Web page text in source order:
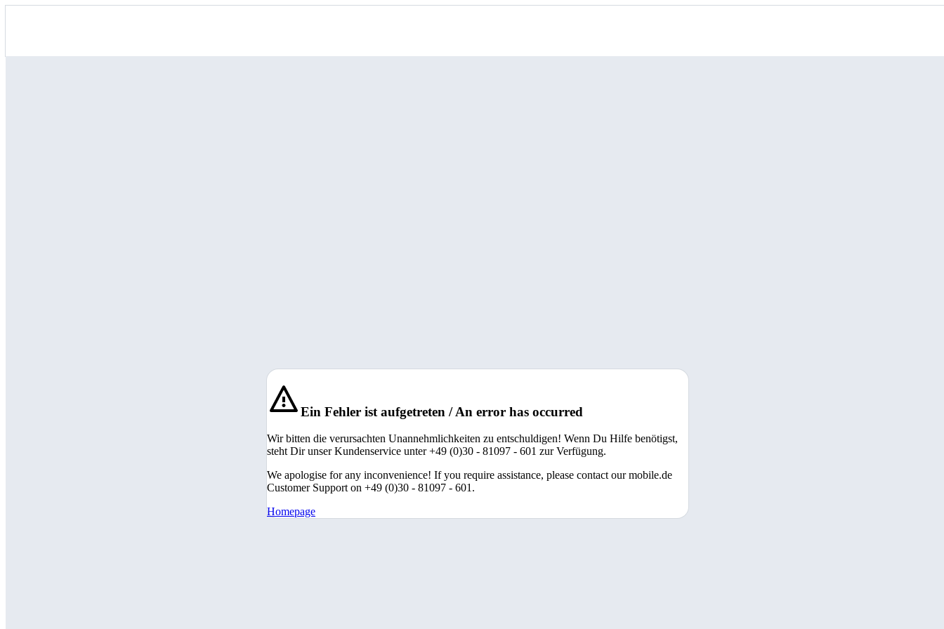
Ein Fehler ist aufgetreten / An error has occurred
Wir bitten die verursachten Unannehmlichkeiten zu entschuldigen! Wenn Du Hilfe benötigst,
steht Dir unser Kundenservice unter +49 (0)30 - 81097 - 601 zur Verfügung.
We apologise for any inconvenience! If you require assistance, please contact our mobile.de
Customer Support on +49 (0)30 - 81097 - 601.
Homepage